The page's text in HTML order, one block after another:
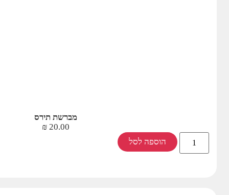
מברשת תירס
20.00
₪
הוספה לסל